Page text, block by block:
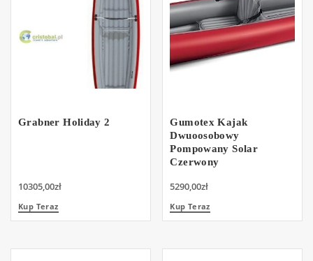
Grabner Holiday 2
10305,00zł
Kup Teraz
Gumotex Kajak
Dwuoosobowy
Pompowany Solar
Czerwony
5290,00zł
Kup Teraz